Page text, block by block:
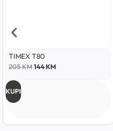
TIMEX T80
205KM144KM
KUPI